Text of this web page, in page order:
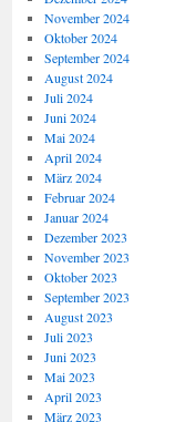
November 2024
Oktober 2024
September 2024
August 2024
Juli 2024
Juni 2024
Mai 2024
April 2024
März 2024
Februar 2024
Januar 2024
Dezember 2023
November 2023
Oktober 2023
September 2023
August 2023
Juli 2023
Juni 2023
Mai 2023
April 2023
März 2023